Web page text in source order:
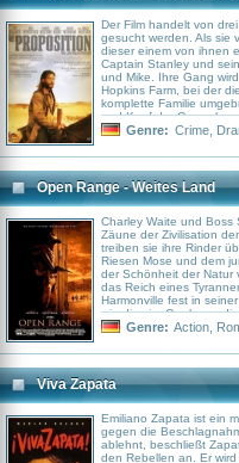
Der Film handelt von
gesucht werden. Als sie
dieser einem von ihnen
Captain Stanley und
und Mike. Ihre Gang
Hopkins Farm, bei der
komplette Familie
und Kopf der Gang,
Captain Stanley bietet
findet und zur Strecke
Genre: Crime
Open Range - Weites Land
Charley Waite und Boss
Zäune der Zivilisation
treiben sie ihre Rinder
Riesen Mose und dem
der Schönheit der Natur
das Reich eines
Harmonville fest in
wie die vier Cowboys,
wider Willen sehen sich
entscheidet...
Genre: Action
Viva Zapata
Emiliano Zapata ist ein
gegen die
ablehnt, beschließt
den Rebellen an. Er